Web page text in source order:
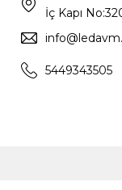
İç Kapı
5449343505